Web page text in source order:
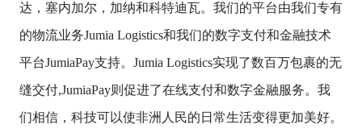
达，塞内加尔，加纳和科特迪瓦。 我们的平台由我们专有
的物流业务Jumia Logistics和我们的数字支付和金融技术
平台JumiaPay支持。Jumia Logistics实现了数百万包裹的无
缝交付,JumiaPay则促进了在线支付和数字金融服务。 我
们相信，科技可以使非洲人民的日常生活变得更加美好。